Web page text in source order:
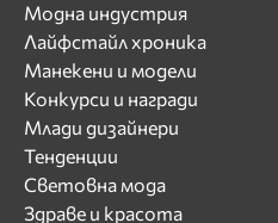
Модна индустрия
Лайфстайл хроника
Манекени и модели
Конкурси и награди
Млади дизайнери
Тенденции
Световна мода
Здраве и красота